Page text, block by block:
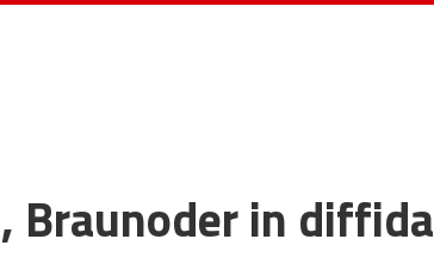
Braunoder in diffida